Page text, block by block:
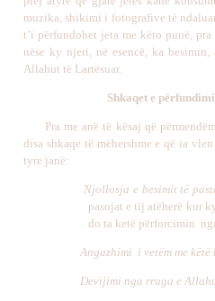
muzika, shikimi i fotografive të
t’i përfundohet jeta me këto punë,
nëse ky njeri, në esencë, ka
Allahut të Lartësuar.
Shkaqet e
Pra me anë të kësaj që
disa shkaqe të mëhershme e që ia
tyre janë:
Njollosja e besimit të
pasojat e tij atëherë kur
do ta ketë përforcimin
Angazhimi i vetëm me
Devijimi nga rruga e